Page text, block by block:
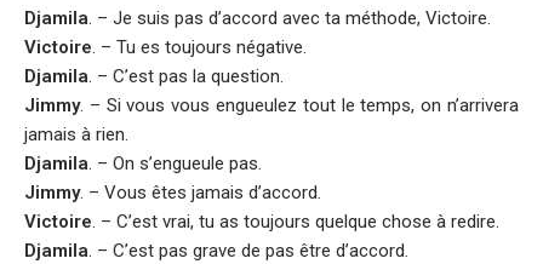
Djamila. – Je suis pas d’accord avec ta méthode, Victoire.
Victoire. – Tu es toujours négative.
Djamila. – C’est pas la question.
Jimmy. – Si vous vous engueulez tout le temps, on n’arrivera
jamais à rien.
Djamila. – On s’engueule pas.
Jimmy. – Vous êtes jamais d’accord.
Victoire. – C’est vrai, tu as toujours quelque chose à redire.
Djamila. – C’est pas grave de pas être d’accord.